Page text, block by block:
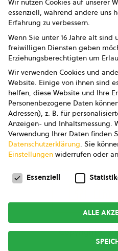
AGB
AGB
Copyright ©
Wir nutzen Cookies auf unserer
essenziell, während andere uns
Erfahrung zu verbessern.
Wenn Sie unter 16 Jahre alt
freiwilligen Diensten geben
Erziehungsberechtigten um
Wir verwenden Cookies und
Website. Einige von ihnen sind
helfen, diese Website und Ihre
Personenbezogene Daten
Adressen), z. B. für
Anzeigen- und Inhaltsmessung.
Verwendung Ihrer Daten finden
Datenschutzerklärung. Sie
Einstellungen widerrufen oder
Datenschutzeinstellungen
Essenziell
ALLE